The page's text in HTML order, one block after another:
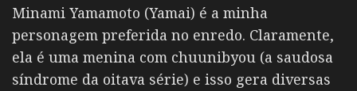
Minami Yamamoto (Yamai) é a minha
personagem preferida no enredo. Claramente,
ela é uma menina com chuunibyou (a saudosa
síndrome da oitava série) e isso gera diversas